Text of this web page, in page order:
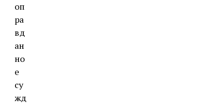
оп
ра
вд
ан
но
е
су
жд